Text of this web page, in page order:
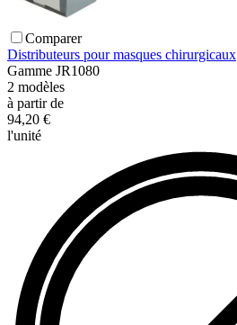
Comparer
Distributeurs pour masques chirurgicaux
Gamme JR1080
2 modèles
à partir de
94,20 €
l'unité